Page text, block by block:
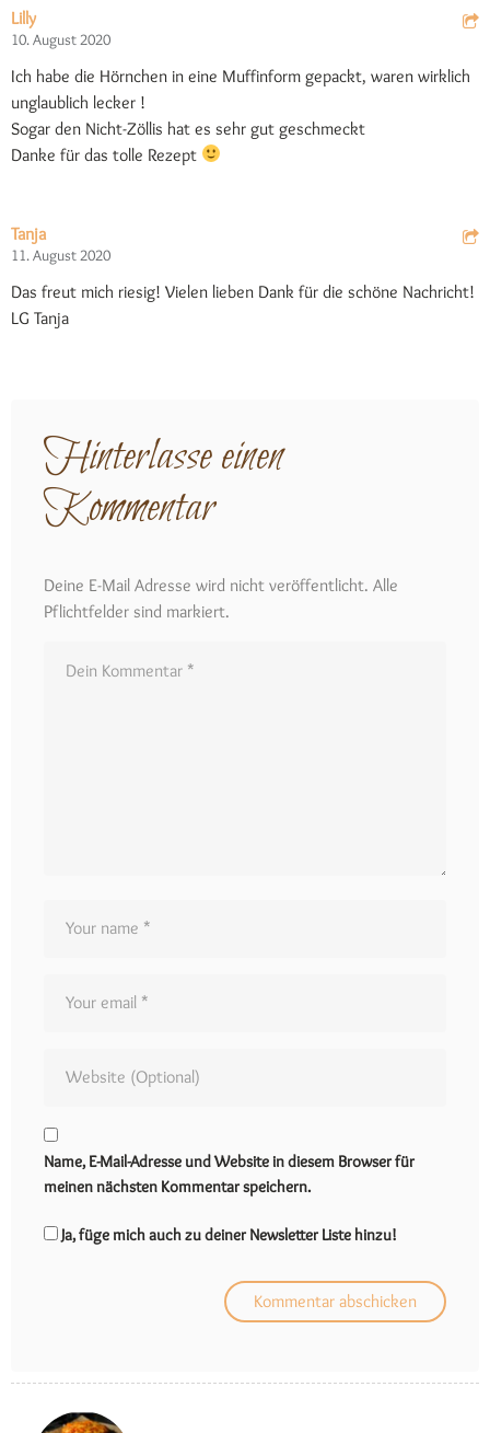
Lilly
10. August 2020
Ich habe die Hörnchen in eine Muffinform gepackt, waren wirklich
unglaublich lecker !
Sogar den Nicht-Zöllis hat es sehr gut geschmeckt
Danke für das tolle Rezept
Tanja
11. August 2020
Das freut mich riesig! Vielen lieben Dank für die schöne Nachricht!
LG Tanja
Hinterlasse einen
Kommentar
Deine E-Mail Adresse wird nicht veröffentlicht. Alle
Pflichtfelder sind markiert.
Name, E-Mail-Adresse und Website in diesem Browser für
meinen nächsten Kommentar speichern.
Ja, füge mich auch zu deiner Newsletter Liste hinzu!